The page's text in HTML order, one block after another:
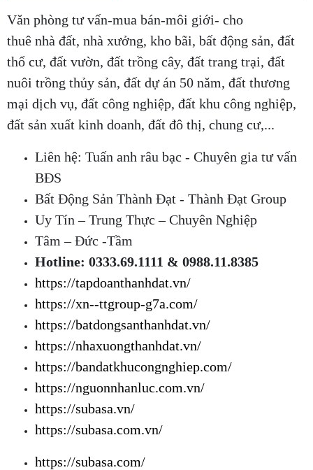
Cần thuê MBKD tại Phường Vĩnh Tuy
Văn phòng tư vấn-mua bán-môi giới- cho
thuê nhà đất, nhà xưởng, kho bãi, bất động sản, đất
thổ cư, đất vườn, đất trồng cây, đất trang trại, đất
nuôi trồng thủy sản, đất dự án 50 năm, đất thương
mại dịch vụ, đất công nghiệp, đất khu công nghiệp,
đất sản xuất kinh doanh, đất đô thị, chung cư,...
Liên hệ: Tuấn anh râu bạc - Chuyên gia tư vấn
BĐS
Bất Động Sản Thành Đạt - Thành Đạt Group
Uy Tín – Trung Thực – Chuyên Nghiệp
Tâm – Đức -Tầm
Hotline: 0333.69.1111 & 0988.11.8385
https://tapdoanthanhdat.vn/
https://xn--ttgroup-g7a.com/
https://batdongsanthanhdat.vn/
https://nhaxuongthanhdat.vn/
https://bandatkhucongnghiep.com/
https://nguonnhanluc.com.vn/
https://subasa.vn/
https://subasa.com.vn/
https://subasa.com/